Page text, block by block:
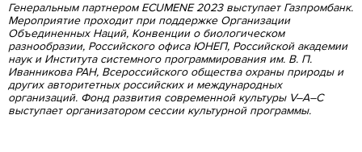
Генеральным партнером ECUMENE 2023 выступает Газпромбанк.
Мероприятие проходит при поддержке Организации
Объединенных Наций, Конвенции о биологическом
разнообразии, Российского офиса ЮНЕП, Российской академии
наук и Института системного программирования им. В. П.
Иванникова РАН, Всероссийского общества охраны природы и
других авторитетных российских и международных
организаций. Фонд развития современной культуры V–A–C
выступает организатором сессии культурной программы.